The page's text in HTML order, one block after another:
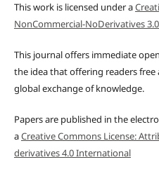
This work is licensed under a
NonCommercial-NoDerivatives
This journal offers immediate
the idea that offering readers free
global exchange of knowledge.
Papers are published in the
aCreative Commons License:
derivatives 4.0 International